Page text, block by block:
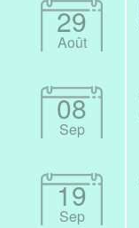
29
Août
08
Sep
19
Sep